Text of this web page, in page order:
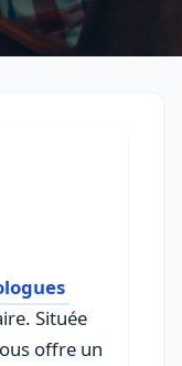
Située
offre un